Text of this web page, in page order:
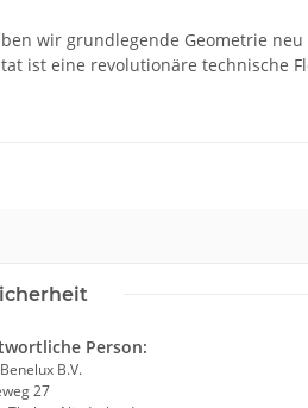
haben wir grundlegende Geometrie
ist eine revolutionäre technische
Person:
B.V.
27